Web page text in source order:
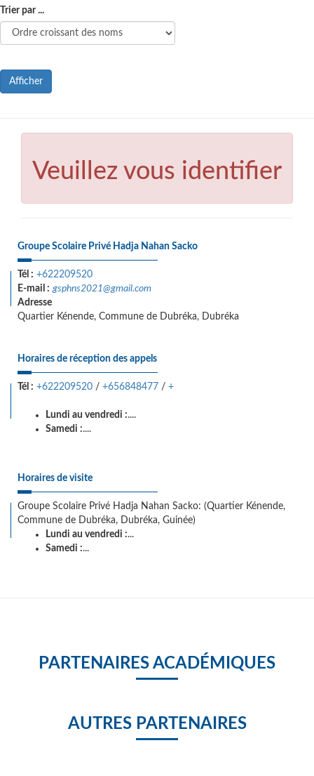
Trier par ...
Afficher
Veuillez vous identifier
Groupe Scolaire Privé Hadja Nahan Sacko
Tél : +622209520
E-mail : gsphns2021@gmail.com
Adresse
Quartier Kénende, Commune de Dubréka, Dubréka
Horaires de réception des appels
Tél : +622209520 / +656848477 / +
Lundi au vendredi :....
Samedi :....
Horaires de visite
Groupe Scolaire Privé Hadja Nahan Sacko: (Quartier Kénende,
Commune de Dubréka, Dubréka, Guinée)
Lundi au vendredi :...
Samedi :...
PARTENAIRES ACADÉMIQUES
AUTRES PARTENAIRES